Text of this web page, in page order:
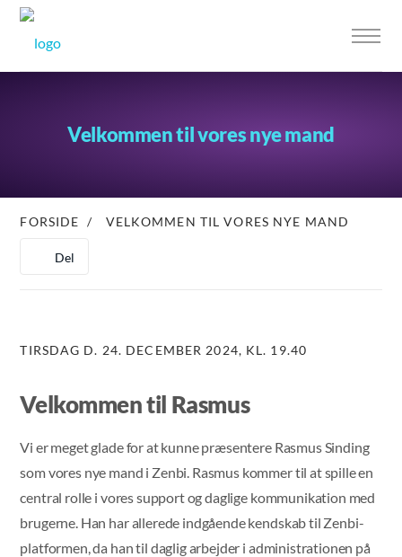
Velkommen til vores nye mand
FORSIDE / VELKOMMEN TIL VORES NYE MAND
Del
TIRSDAG D. 24. DECEMBER 2024, KL. 19.40
Velkommen til Rasmus
Vi er meget glade for at kunne præsentere Rasmus Sinding
som vores nye mand i Zenbi. Rasmus kommer til at spille en
central rolle i vores support og daglige kommunikation med
brugerne. Han har allerede indgående kendskab til Zenbi-
platformen, da han til daglig arbejder i administrationen på